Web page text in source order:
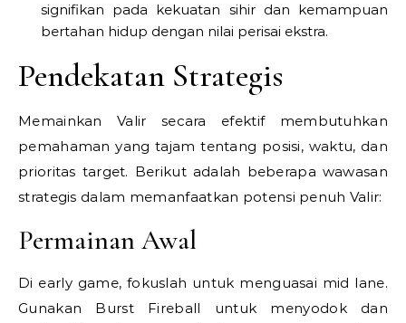
signifikan pada kekuatan sihir dan kemampuan
bertahan hidup dengan nilai perisai ekstra.
Pendekatan Strategis
Memainkan Valir secara efektif membutuhkan
pemahaman yang tajam tentang posisi, waktu, dan
prioritas target. Berikut adalah beberapa wawasan
strategis dalam memanfaatkan potensi penuh Valir:
Permainan Awal
Di early game, fokuslah untuk menguasai mid lane.
Gunakan Burst Fireball untuk menyodok dan